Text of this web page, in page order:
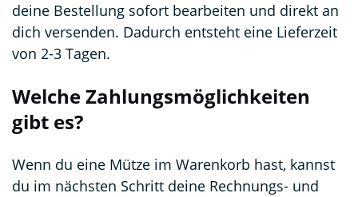
deine Bestellung sofort bearbeiten und direkt an
dich versenden. Dadurch entsteht eine Lieferzeit
von 2-3 Tagen.
Welche Zahlungsmöglichkeiten
gibt es?
Wenn du eine Mütze im Warenkorb hast, kannst
du im nächsten Schritt deine Rechnungs- und